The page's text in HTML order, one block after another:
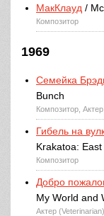
МакКлауд /
Композитор
1969
Семейка
Bunch
Композитор,
Гибель на
Krakatoa:
Композитор
Добро
My World and
Актер (Veterinarian)